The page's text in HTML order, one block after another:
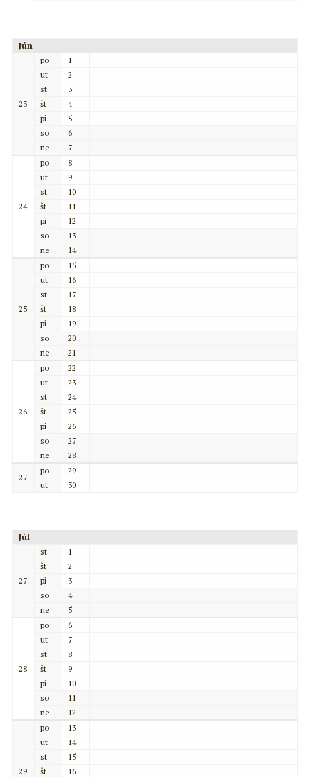
Jún
23
po
1
ut
2
st
3
št
4
pi
5
so
6
ne
7
24
po
8
ut
9
st
10
št
11
pi
12
so
13
ne
14
25
po
15
ut
16
st
17
št
18
pi
19
so
20
ne
21
26
po
22
ut
23
st
24
št
25
pi
26
so
27
ne
28
27
po
29
ut
30
Júl
27
st
1
št
2
pi
3
so
4
ne
5
28
po
6
ut
7
st
8
št
9
pi
10
so
11
ne
12
29
po
13
ut
14
st
15
št
16